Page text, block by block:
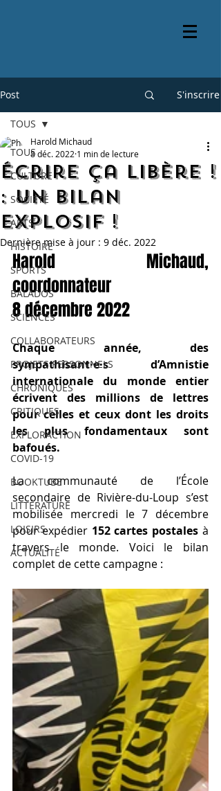
Post S'inscrire
TOUS
CULTURE
SOCIÉTÉ
ARTS
HISTOIRE
SPORTS
BALADOS
SCIENCES
COLLABORATEURS
PROJETS PERSONNELS
CHRONIQUES
CRITIQUES
EXPLORACTION
COVID-19
BOOKTUBE
LITTÉRATURE
LOISIRS
ACTUALITÉ
TOUS
Écrire ça libère !
: Un bilan
explosif !
Harold Michaud
8 déc. 2022 1 min de lecture
Dernière mise à jour : 9 déc. 2022
Harold Michaud,
coordonnateur
8 décembre 2022
Chaque année, des
sympathisant·e·s d’Amnistie
internationale du monde entier
écrivent des millions de lettres
pour celles et ceux dont les droits
les plus fondamentaux sont
bafoués.
La communauté de l’École
secondaire de Rivière-du-Loup s’est
mobilisée mercredi le 7 décembre
pour expédier 152 cartes postales à
travers le monde. Voici le bilan
complet de cette campagne :